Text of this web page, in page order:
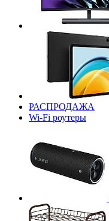
РАСПРОДАЖА
Wi-Fi роутеры